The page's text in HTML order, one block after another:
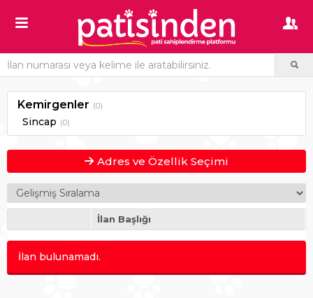
Kemirgenler (0)
Sincap (0)
Adres ve Özellik Seçimi
İlan Başlığı
İlan bulunamadı.